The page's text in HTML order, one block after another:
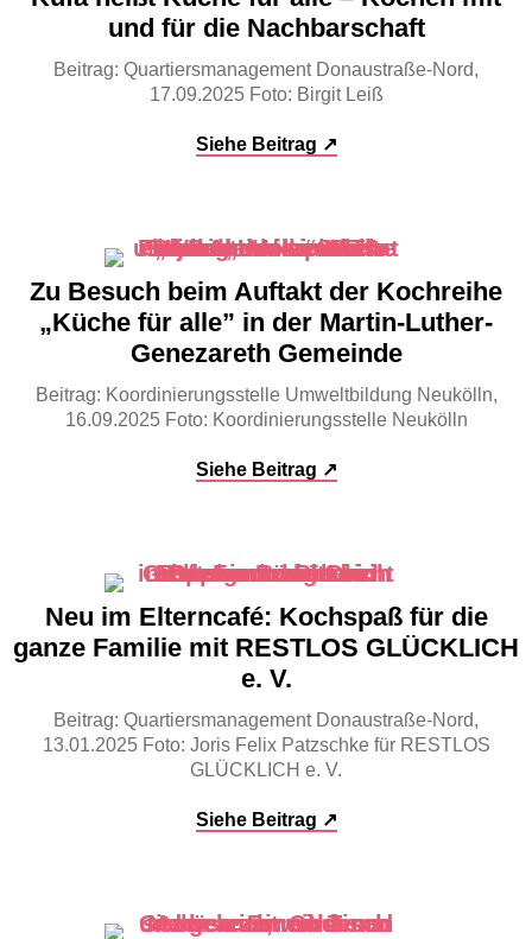
und für die Nachbarschaft
Beitrag: Quartiersmanagement Donaustraße-Nord,
17.09.2025 Foto: Birgit Leiß
Siehe Beitrag ↗
Zu Besuch beim Auftakt der Kochreihe
„Küche für alle” in der Martin-Luther-
Genezareth Gemeinde
Beitrag: Koordinierungsstelle Umweltbildung Neukölln,
16.09.2025 Foto: Koordinierungsstelle Neukölln
Siehe Beitrag ↗
Neu im Elterncafé: Kochspaß für die
ganze Familie mit RESTLOS GLÜCKLICH
e. V.
Beitrag: Quartiersmanagement Donaustraße-Nord,
13.01.2025 Foto: Joris Felix Patzschke für RESTLOS
GLÜCKLICH e. V.
Siehe Beitrag ↗